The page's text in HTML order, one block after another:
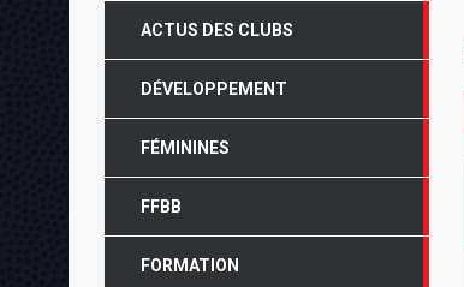
ACTUS DES CLUBS
DÉVELOPPEMENT
FÉMININES
FFBB
FORMATION